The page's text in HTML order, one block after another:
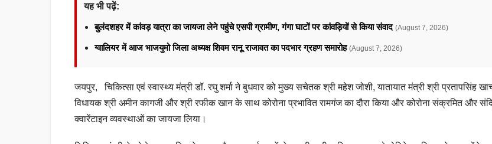
यह भी पढ़ें:
बुलंदशहर में कांवड़ यात्रा का जायजा लेने पहुंचे एसपी ग्रामीण, गंगा घाटों पर कांवड़ियों से किया संवाद (August 7, 2026)
ग्वालियर में आज भाजयुमो जिला अध्यक्ष शिवम रानू राजावत का पदभार ग्रहण समारोह (August 7, 2026)
जयपुर, चिकित्सा एवं स्वास्थ्य मंत्री डॉ. रघु शर्मा ने बुधवार को मुख्य सचेतक श्री महेश जोशी, यातायात मंत्री श्री प्रतापसिंह
विधायक श्री अमीन कागजी और श्री रफीक खान के साथ कोरोना प्रभावित रामगंज का दौरा किया और कोरोना संक्रमित और
क्वारेंटाइन व्यवस्थाओं का जायजा लिया।